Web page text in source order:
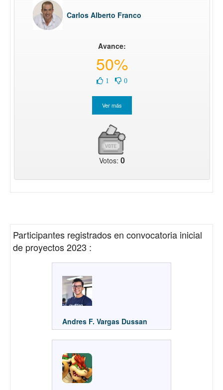
Carlos Alberto Franco
Avance:
50%
1 0
Votos: 0
Participantes registrados en convocatoria inicial
de proyectos 2023 :
Andres F. Vargas Dussan